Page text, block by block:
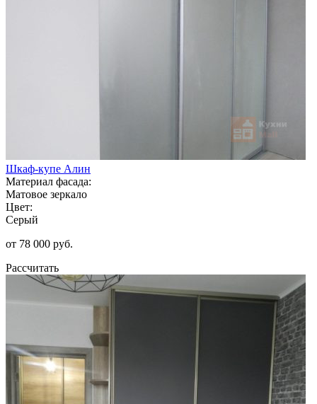
Шкаф-купе Алин
Материал фасада:
Матовое зеркало
Цвет:
Серый
от 78 000 руб.
Рассчитать